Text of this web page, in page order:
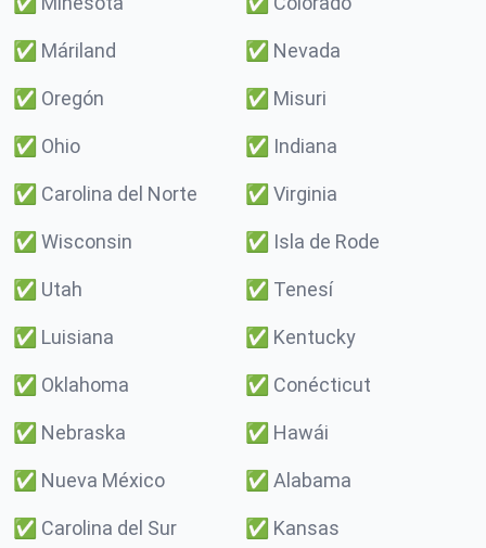
✅ Máriland ✅ Nevada
✅ Oregón ✅ Misuri
✅ Ohio ✅ Indiana
✅ Carolina del Norte ✅ Virginia
✅ Wisconsin ✅ Isla de Rode
✅ Utah ✅ Tenesí
✅ Luisiana ✅ Kentucky
✅ Oklahoma ✅ Conécticut
✅ Nebraska ✅ Hawái
✅ Nueva México ✅ Alabama
✅ Carolina del Sur ✅ Kansas